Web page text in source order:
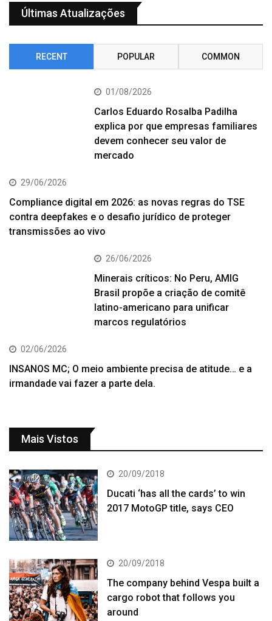
Últimas Atualizações
RECENT POPULAR COMMON
01/08/2026
Carlos Eduardo Rosalba Padilha
explica por que empresas familiares
devem conhecer seu valor de
mercado
29/06/2026
Compliance digital em 2026: as novas regras do TSE
contra deepfakes e o desafio jurídico de proteger
transmissões ao vivo
26/06/2026
Minerais críticos: No Peru, AMIG
Brasil propõe a criação de comitê
latino-americano para unificar
marcos regulatórios
02/06/2026
INSANOS MC; O meio ambiente precisa de atitude… e a
irmandade vai fazer a parte dela.
Mais Vistos
20/09/2018
Ducati ‘has all the cards’ to win
2017 MotoGP title, says CEO
20/09/2018
The company behind Vespa built a
cargo robot that follows you
around